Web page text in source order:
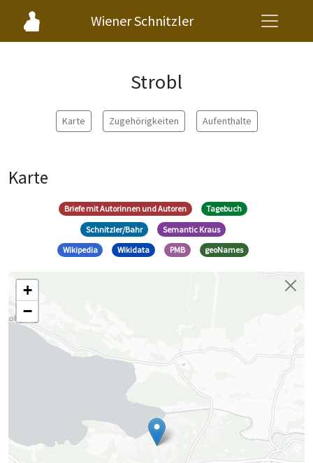
Wiener Schnitzler
Strobl
Karte Zugehörigkeiten Aufenthalte
Karte
Briefe mit Autorinnen und Autoren
Tagebuch
Schnitzler/Bahr
Semantic Kraus
Wikipedia
Wikidata PMB geoNames
+
−